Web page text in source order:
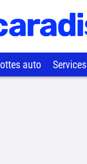
auto Services